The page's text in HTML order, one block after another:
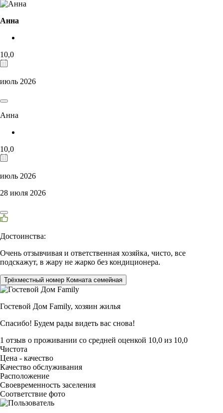
Анна
10,0
июль 2026
Анна
10,0
июль 2026
28 июля 2026
Достоинства:
Очень отзывчивая и ответственная хозяйка, чисто, все
подскажут, в жару не жарко без кондиционера.
Трёхместный номер Комната семейная
Гостевой Дом Family, хозяин жилья
Спасибо! Будем рады видеть вас снова!
1 отзыв о проживании со средней оценкой 10,0 из 10,0
Чистота
Цена - качество
Качество обслуживания
Расположение
Своевременность заселения
Соответствие фото